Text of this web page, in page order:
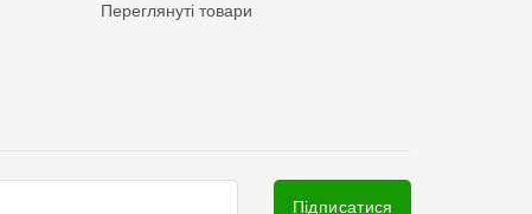
Переглянуті товари
Підписатися